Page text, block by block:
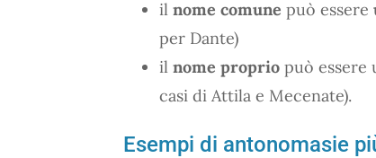
il nome comune può essere
per Dante)
il nome proprio può essere
casi di Attila e Mecenate).
Esempi di antonomasie